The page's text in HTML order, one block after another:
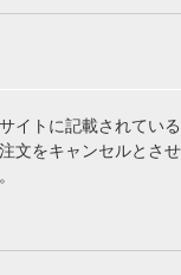
イトに記載されている
文をキャンセルとさせ